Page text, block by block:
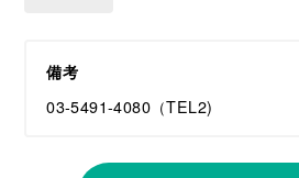
備考
03-5491-4080（TEL2)